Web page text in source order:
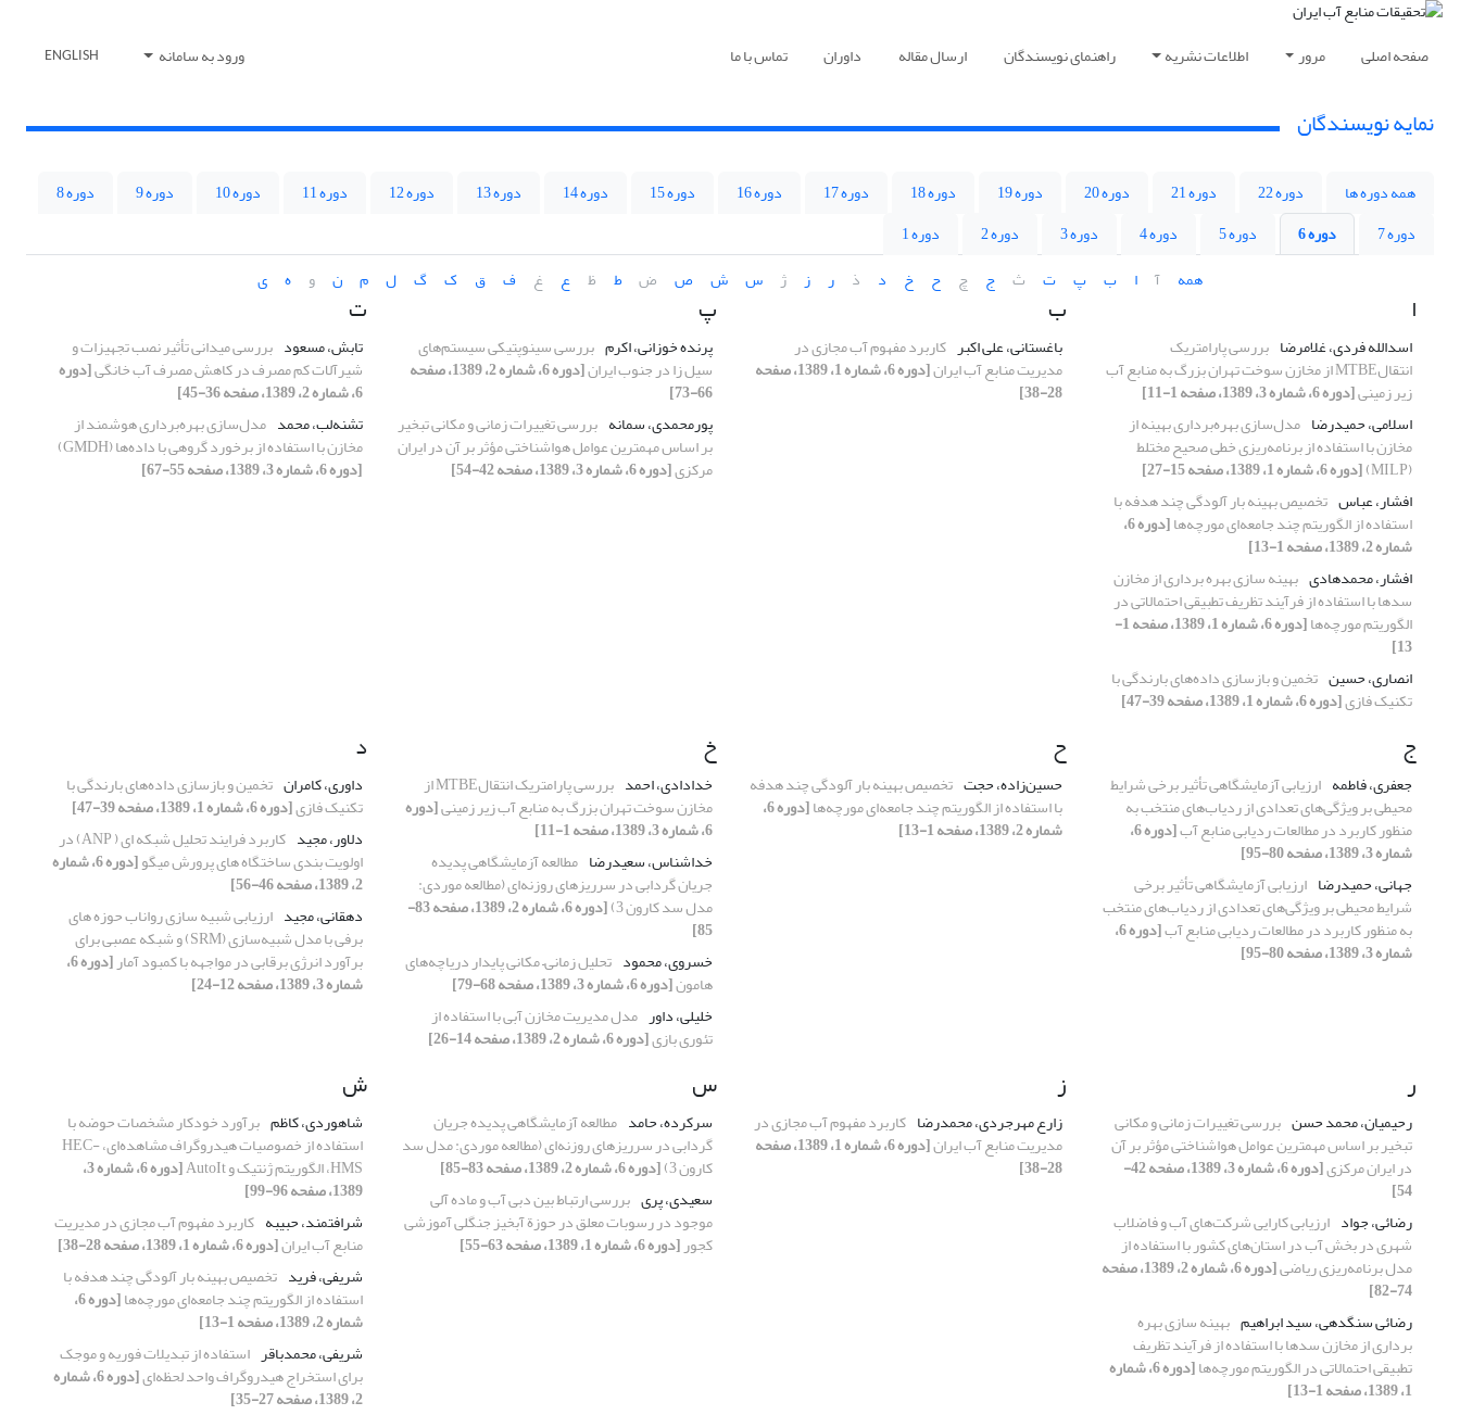
صفحه اصلی مرور اطلاعات نشریه راهنمای نویسندگان ارسال مقاله داوران تماس با ما ورود به سامانه ENGLISH
نمایه نویسندگان
همه دوره ها دوره 22 دوره 21 دوره 20 دوره 19 دوره 18 دوره 17 دوره 16 دوره 15 دوره 14 دوره 13 دوره 12 دوره 11 دوره 10 دوره 9
دوره 8
دوره 7
دوره 6 دوره 5 دوره 4 دوره 3 دوره 2
دوره 1
همه
آ ا ب پ ت ث ج چ ح خ د ذ ر ز ژ س ش ص ض ط ظ ع غ ف ق ک گ ل م ن و ه ی
ا
اسدالله فردی، غلامرضا بررسی پارامتریک
انتقالMTBE از مخازن سوخت تهران بزرگ به منابع آب
زیر زمینی[دوره 6، شماره 3، 1389، صفحه 1-11]
اسلامی، حمیدرضا مدل‌سازی بهره‌برداری بهینه از
مخازن با استفاده از برنامه‌ریزی خطی صحیح مختلط
(MILP)
[دوره 6، شماره 1، 1389، صفحه 15-27]
افشار، عباس تخصیص بهینه بار آلودگی چند هدفه با
استفاده از الگوریتم چند جامعه‌ای مورچه‌ها [دوره 6،
شماره 2، 1389، صفحه 1-13]
افشار، محمدهادی بهینه سازی بهره برداری از مخازن
سدها با استفاده از فرآیند تظریف تطبیقی احتمالاتی در
الگوریتم مورچه‌ها [دوره 6، شماره 1، 1389، صفحه 1-
13]
انصاری، حسین تخمین و بازسازی داده‌های بارندگی با
تکنیک فازی[دوره 6، شماره 1، 1389، صفحه 39-47]
ب
باغستانی، علی اکبر کاربرد مفهوم آب مجازی در
مدیریت منابع آب ایران [دوره 6، شماره 1، 1389، صفحه
28-38]
پ
پرنده خوزانی، اکرم بررسی سینوپتیکی سیستم‌های
سیل زا در جنوب ایران [دوره 6، شماره 2، 1389، صفحه
66-73]
پورمحمدی، سمانه بررسی تغییرات زمانی و مکانی تبخیر
بر اساس مهمترین عوامل هواشناختی مؤثر بر آن در ایران
مرکزی[دوره 6، شماره 3، 1389، صفحه 42-54]
ت
تابش، مسعود بررسی میدانی تأثیر نصب تجهیزات و
شیرآلات کم مصرف در کاهش مصرف آب خانگی[دوره
6، شماره 2، 1389، صفحه 36-45]
تشنه‌لب، محمد مدل‌سازی بهره‌برداری هوشمند از
مخازن با استفاده از برخورد گروهی با داده‌ها (GMDH)
[دوره 6، شماره 3، 1389، صفحه 55-67]
ج
جعفری، فاطمه ارزیابی آزمایشگاهی تأثیر برخی شرایط
محیطی بر ویژگی‌های تعدادی از ردیاب‌های منتخب به
منظور کاربرد در مطالعات ردیابی منابع آب [دوره 6،
شماره 3، 1389، صفحه 80-95]
جهانی، حمیدرضا ارزیابی آزمایشگاهی تأثیر برخی
شرایط محیطی بر ویژگی‌های تعدادی از ردیاب‌های منتخب
به منظور کاربرد در مطالعات ردیابی منابع آب [دوره 6،
شماره 3، 1389، صفحه 80-95]
ح
حسین‌زاده، حجت تخصیص بهینه بار آلودگی چند هدفه
با استفاده از الگوریتم چند جامعه‌ای مورچه‌ها [دوره 6،
شماره 2، 1389، صفحه 1-13]
خ
خدادادی، احمد بررسی پارامتریک انتقالMTBE از
مخازن سوخت تهران بزرگ به منابع آب زیر زمینی[دوره
6، شماره 3، 1389، صفحه 1-11]
خداشناس، سعیدرضا مطالعه آزمایشگاهی پدیده
جریان گردابی در سرریزهای روزنه‌ای (مطالعه موردی:
مدل سد کارون 3) [دوره 6، شماره 2، 1389، صفحه 83-
85]
خسروی، محمود تحلیل زمانی– مکانی پایدار دریاچه‌های
هامون[دوره 6، شماره 3، 1389، صفحه 68-79]
خلیلی، داور مدل مدیریت مخازن آبی با استفاده از
تئوری بازی[دوره 6، شماره 2، 1389، صفحه 14-26]
د
داوری، کامران تخمین و بازسازی داده‌های بارندگی با
تکنیک فازی[دوره 6، شماره 1، 1389، صفحه 39-47]
دلاور، مجید
کاربرد فرایند تحلیل شبکه ای ( ANP) در
اولویت بندی ساختگاه های پرورش میگو [دوره 6، شماره
2، 1389، صفحه 46-56]
دهقانی، مجید ارزیابی شبیه سازی رواناب حوزه های
برفی با مدل شبیه‌سازی (SRM) و شبکه عصبی برای
برآورد انرژی برقابی در مواجهه با کمبود آمار [دوره 6،
شماره 3، 1389، صفحه 12-24]
ر
رحیمیان، محمد حسن بررسی تغییرات زمانی و مکانی
تبخیر بر اساس مهمترین عوامل هواشناختی مؤثر بر آن
در ایران مرکزی [دوره 6، شماره 3، 1389، صفحه 42-
54]
رضائی، جواد ارزیابی کارایی شرکت‌های آب و فاضلاب
شهری در بخش آب در استان‌های کشور با استفاده از
مدل برنامه‌ریزی ریاضی [دوره 6، شماره 2، 1389، صفحه
74-82]
رضائی سنگدهی، سید ابراهیم بهینه سازی بهره
برداری از مخازن سدها با استفاده از فرآیند تظریف
تطبیقی احتمالاتی در الگوریتم مورچه‌ها [دوره 6، شماره
1، 1389، صفحه 1-13]
ز
زارع مهرجردی، محمدرضا کاربرد مفهوم آب مجازی در
مدیریت منابع آب ایران [دوره 6، شماره 1، 1389، صفحه
28-38]
س
سرکرده، حامد مطالعه آزمایشگاهی پدیده جریان
گردابی در سرریزهای روزنه‌ای (مطالعه موردی: مدل سد
کارون 3)
[دوره 6، شماره 2، 1389، صفحه 83-85]
سعیدی، پری بررسی ارتباط بین دبی آب و ماده آلی
موجود در رسوبات معلق در حوزة آبخیز جنگلی آموزشی
کجور[دوره 6، شماره 1، 1389، صفحه 63-55]
ش
شاهوردی، کاظم برآورد خودکار مشخصات حوضه با
استفاده از خصوصیات هیدروگراف مشاهده‌ای، HEC-
HMS، الگوریتم ژنتیک و AutoIt [دوره 6، شماره 3،
1389، صفحه 96-99]
شرافتمند، حبیبه کاربرد مفهوم آب مجازی در مدیریت
منابع آب ایران[دوره 6، شماره 1، 1389، صفحه 28-38]
شریفی، فرید تخصیص بهینه بار آلودگی چند هدفه با
استفاده از الگوریتم چند جامعه‌ای مورچه‌ها [دوره 6،
شماره 2، 1389، صفحه 1-13]
شریفی، محمدباقر استفاده از تبدیلات فوریه و موجک
برای استخراج هیدروگراف واحد لحظه‌ای [دوره 6، شماره
2، 1389، صفحه 27-35]